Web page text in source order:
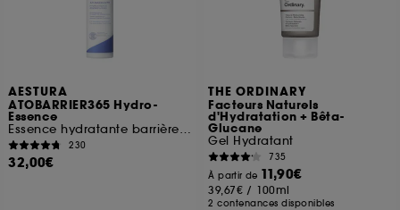
AESTURA
ATOBARRIER365 Hydro-
Essence
Essence hydratante barrière hydratation
230
32,00€
THE ORDINARY
Facteurs Naturels
d'Hydratation + Bêta-
Glucane
Gel Hydratant
735
À partir de 11,90€
39,67€ / 100ml
2 contenances disponibles